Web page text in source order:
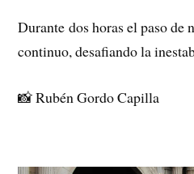
Durante dos horas el paso de
continuo, desafiando la
📸Rubén Gordo Capilla